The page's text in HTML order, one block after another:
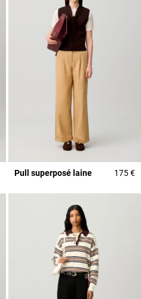
Pull superposé laine 175 €